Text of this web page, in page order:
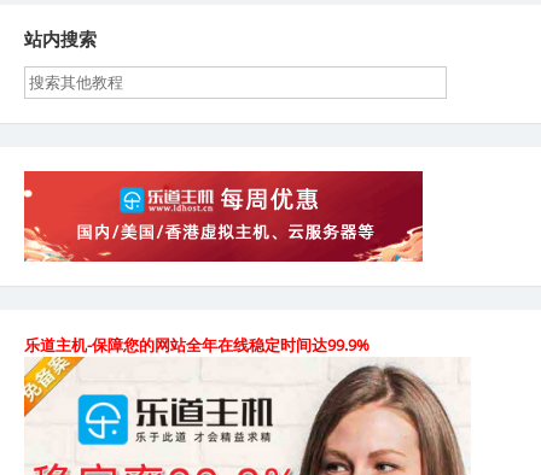
券
如
何
使
用
站内搜索
乐道主机-保障您的网站全年在线稳定时间达99.9%